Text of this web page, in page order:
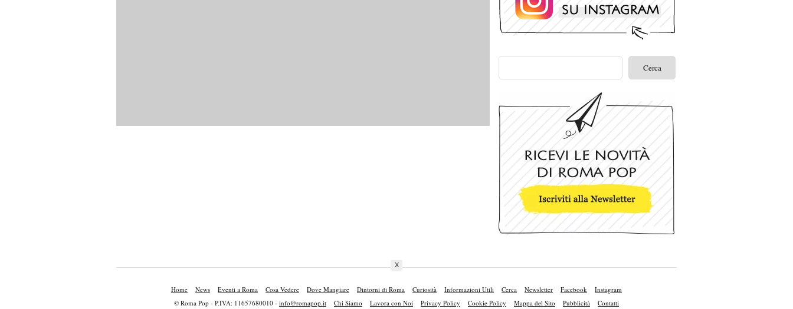
Home News Eventi a Roma Cosa Vedere Dove Mangiare Dintorni di Roma Curiosità Informazioni Utili Cerca Newsletter Facebook
Instagram
© Roma Pop - P.IVA: 11657680010 - info@romapop.it Chi Siamo Lavora con Noi Privacy Policy Cookie Policy Mappa del Sito Pubblicità Contatti
X